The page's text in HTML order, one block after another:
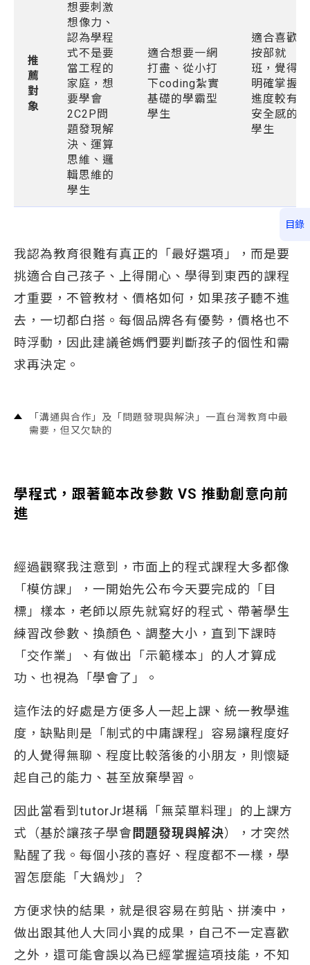
推
薦
對
象
想要刺激
想像力、
認為學程
式不是要
當工程的
家庭，想
要學會
2C2P問
題發現解
決、運算
思維、邏
輯思維的
學生
適合想要一網
打盡、從小打
下coding紮實
基礎的學霸型
學生
適合喜歡
按部就
班，覺得
明確掌握
進度較有
安全感的
學生
我認為教育很難有真正的「最好選項」，而是要
挑適合自己孩子、上得開心、學得到東西的課程
才重要，不管教材、價格如何，如果孩子聽不進
去，一切都白搭。每個品牌各有優勢，價格也不
時浮動，因此建議爸媽們要判斷孩子的個性和需
求再決定。
「溝通與合作」及「問題發現與解決」一直台灣教育中最
需要，但又欠缺的
學程式，跟著範本改參數 VS 推動創意向前
進
經過觀察我注意到，市面上的程式課程大多都像
「模仿課」，一開始先公布今天要完成的「目
標」樣本，老師以原先就寫好的程式、帶著學生
練習改參數、換顏色、調整大小，直到下課時
「交作業」、有做出「示範樣本」的人才算成
功、也視為「學會了」。
這作法的好處是方便多人一起上課、統一教學進
度，缺點則是「制式的中庸課程」容易讓程度好
的人覺得無聊、程度比較落後的小朋友，則懷疑
起自己的能力、甚至放棄學習。
因此當看到tutorJr堪稱「無菜單料理」的上課方
式（基於讓孩子學會 問題發現與解決），才突然
點醒了我。每個小孩的喜好、程度都不一樣，學
習怎麼能「大鍋炒」？
方便求快的結果，就是很容易在剪貼、拼湊中，
做出跟其他人大同小異的成果，自己不一定喜歡
之外，還可能會誤以為已經掌握這項技能，不知
目錄